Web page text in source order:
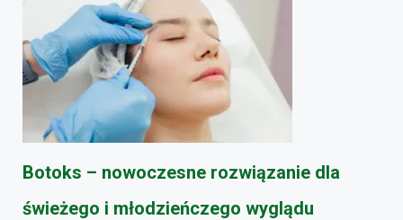
Botoks – nowoczesne rozwiązanie dla
świeżego i młodzieńczego wyglądu